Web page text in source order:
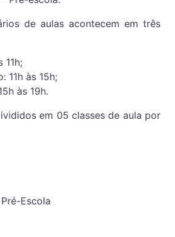
de aulas acontecem em três
11h;
11h às 15h;
às 19h.
em 05 classes de aula por
Escola